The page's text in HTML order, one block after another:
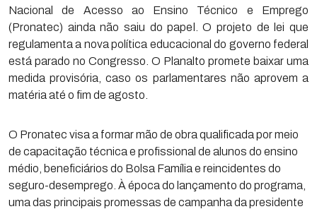
Nacional de Acesso ao Ensino Técnico e Emprego
(Pronatec) ainda não saiu do papel. O projeto de lei que
regulamenta a nova política educacional do governo federal
está parado no Congresso. O Planalto promete baixar uma
medida provisória, caso os parlamentares não aprovem a
matéria até o fim de agosto.
O Pronatec visa a formar mão de obra qualificada por meio
de capacitação técnica e profissional de alunos do ensino
médio, beneficiários do Bolsa Família e reincidentes do
seguro-desemprego. À época do lançamento do programa,
uma das principais promessas de campanha da presidente